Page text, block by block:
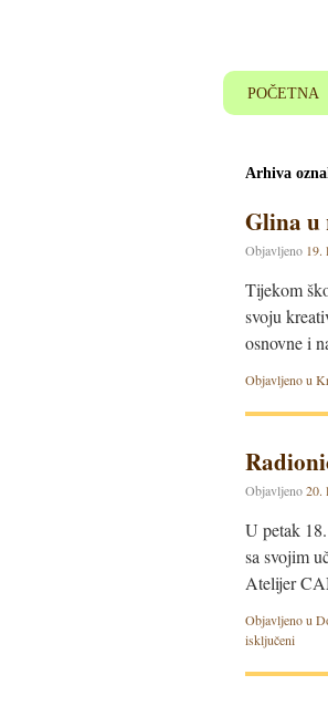
POČETNA
Arhiva
Glina u
Objavljeno 19.
Tijekom
svoju
osnovne i
Objavljeno u
Objavljeno20.
U petak
sa svojim
Atelijer
Objavljeno u
isključeni